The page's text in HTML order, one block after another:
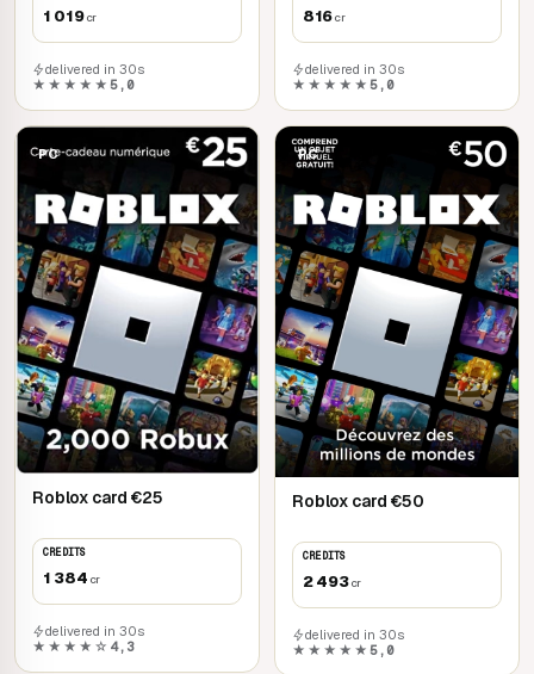
1 019cr
delivered in 30s
★★★★★ 5,0
816cr
delivered in 30s
★★★★★ 5,0
PC
Roblox card €25
CREDITS
1 384 cr
delivered in 30s
★★★★☆ 4,3
PC
Roblox card €50
CREDITS
2 493cr
delivered in 30s
★★★★★ 5,0